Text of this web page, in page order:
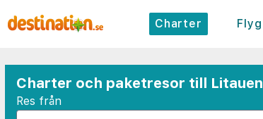
Charter Flyg
Charter och paketresor till Litauen
Res från